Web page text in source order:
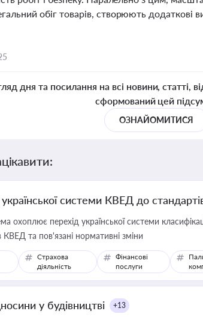
обіг товарів, створюють додаткові
дня та посилання на всі новини, статті,
сформований цей
ОЗНАЙОМИТИСЯ
системи КВЕД до
охоплює перехід української системи
КВЕД та пов'язані нормативні зміни
Страхова
діяльність
Фінансові
послуги
у будівництві +13